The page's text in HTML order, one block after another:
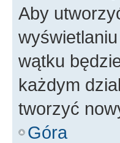
Aby
wątku
każdym
tworzyć
Góra